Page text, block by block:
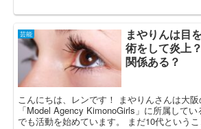
芸能
まやりんは目
術をして炎上
関係ある？
こんにちは、レンです！ まやりんさんは大
「Model Agency KimonoGirls」に所属して
でも活動を始めています。 まだ10代という